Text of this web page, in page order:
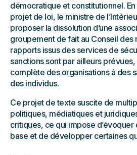
démocratique et constitutionnel.
projet de loi, le ministre de
proposer la dissolution d’une
groupement de fait au Conseil des
rapports issus des services de
sanctions sont par ailleurs
complète des organisations à des
des individus.
Ce projet de texte suscite de
politiques, médiatiques et
critiques, ce qui impose
base et de développer certaines